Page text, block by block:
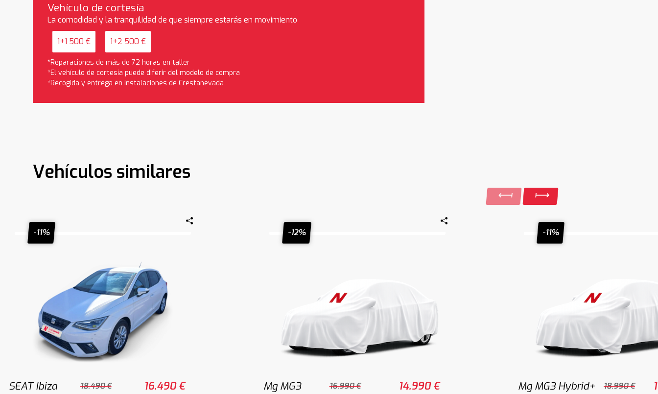
Vehículo de cortesía
La comodidad y la tranquilidad de que siempre estarás en movimiento
1+1 500 € 1+2 500 €
*Reparaciones de más de 72 horas en taller
*El vehículo de cortesía puede diferir del modelo de compra
*Recogida y entrega en instalaciones de Crestanevada
Vehículos similares
-11%
SEAT Ibiza 18.490 € 16.490 €
-12%
Mg MG3 16.990 € 14.990 €
-11%
Mg MG3 Hybrid+ 18.990 €